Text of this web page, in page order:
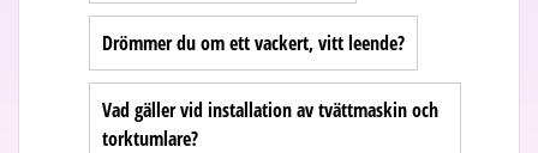
Drömmer du om ett vackert, vitt leende?
Vad gäller vid installation av tvättmaskin och
torktumlare?